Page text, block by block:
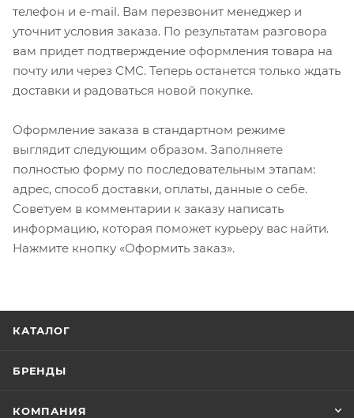
телефон и e-mail. Вам перезвонит менеджер и
уточнит условия заказа. По результатам разговора
вам придет подтверждение оформления товара на
почту или через СМС. Теперь останется только ждать
доставки и радоваться новой покупке.
Оформление заказа в стандартном режиме
выглядит следующим образом. Заполняете
полностью форму по последовательным этапам:
адрес, способ доставки, оплаты, данные о себе.
Советуем в комментарии к заказу написать
информацию, которая поможет курьеру вас найти.
Нажмите кнопку «Оформить заказ».
КАТАЛОГ
БРЕНДЫ
КОМПАНИЯ